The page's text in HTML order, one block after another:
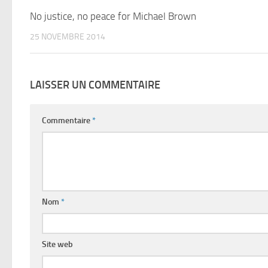
No justice, no peace for Michael Brown
25 NOVEMBRE 2014
LAISSER UN COMMENTAIRE
Commentaire*
Nom *
Site web